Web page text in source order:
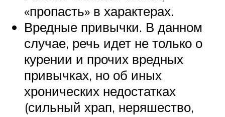
«пропасть» в характерах.
Вредные привычки. В данном
случае, речь идет не только о
курении и прочих вредных
привычках, но об иных
хронических недостатках
(сильный храп, неряшество,